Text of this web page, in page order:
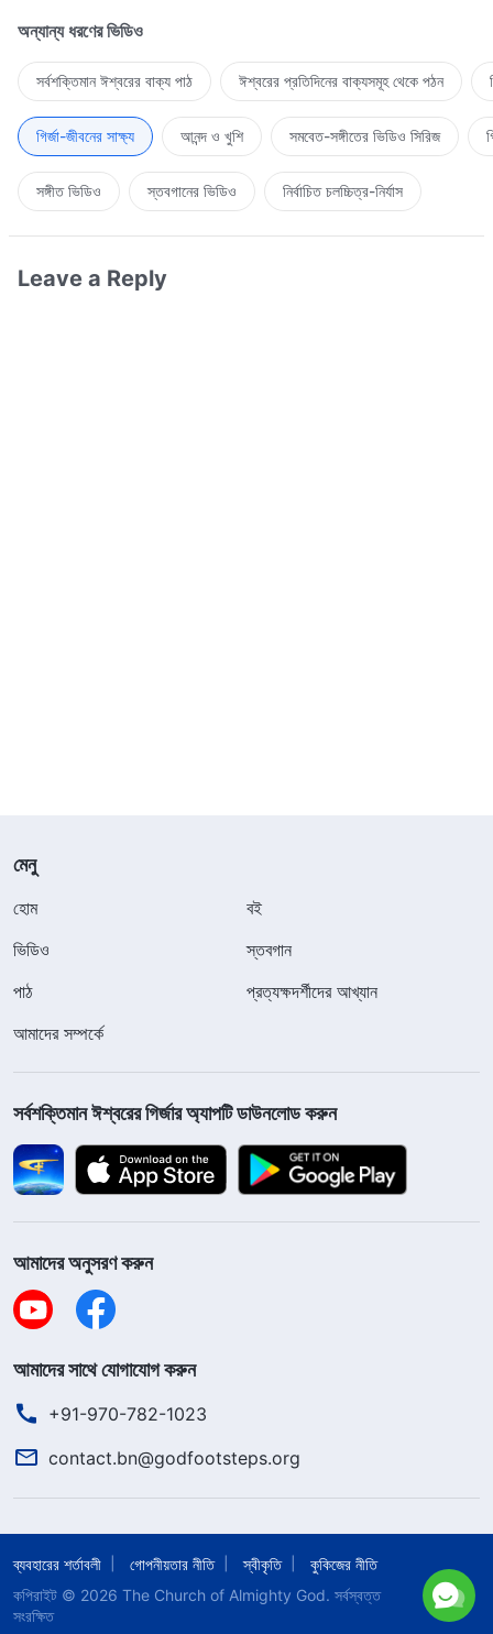
অন্যান্য ধরণের ভিডিও
সর্বশক্তিমান ঈশ্বরের বাক্য পাঠ ঈশ্বরের প্রতিদিনের বাক্যসমূহ থেকে পঠন
গির্জা-জীবনের সাক্ষ্য আনন্দ ও খুশি সমবেত-সঙ্গীতের ভিডিও সিরিজ
সঙ্গীত ভিডিও স্তবগানের ভিডিও নির্বাচিত চলচ্চিত্র-নির্যাস
Leave a Reply
মেনু
হোম
বই
ভিডিও
স্তবগান
পাঠ
প্রত্যক্ষদর্শীদের আখ্যান
আমাদের সম্পর্কে
সর্বশক্তিমান ঈশ্বরের গির্জার অ্যাপটি ডাউনলোড করুন
আমাদের অনুসরণ করুন
আমাদের সাথে যোগাযোগ করুন
+91-970-782-1023
contact.bn@godfootsteps.org
ব্যবহারের শর্তাবলী গোপনীয়তার নীতি স্বীকৃতি
কুকিজের নীতি
কপিরাইট © 2026 The Church of Almighty God. সর্বস্বত্ত
সংরক্ষিত